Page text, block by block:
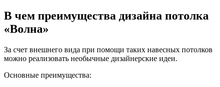
В чем преимущества дизайна потолка
«Волна»
За счет внешнего вида при помощи таких навесных потолков
можно реализовать необычные дизайнерские идеи.
Основные преимущества: